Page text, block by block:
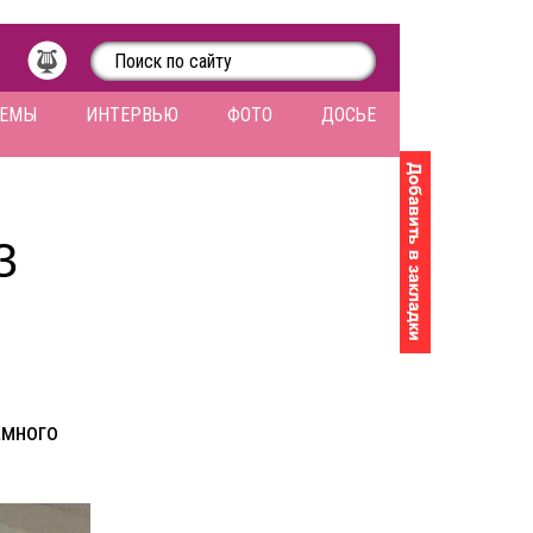
ИНТЕРВЬЮ ФОТО ДОСЬЕ